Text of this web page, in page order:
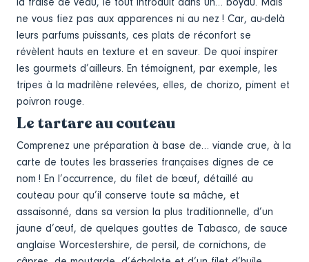
ne vous fiez pas aux apparences ni au nez ! Car, au-delà
leurs parfums puissants, ces plats de réconfort se
révèlent hauts en texture et en saveur. De quoi inspirer
les gourmets d’ailleurs. En témoignent, par exemple, les
tripes à la madrilène relevées, elles, de chorizo, piment et
poivron rouge.
Le tartare au couteau
Comprenez une préparation à base de… viande crue, à la
carte de toutes les brasseries françaises dignes de ce
nom ! En l’occurrence, du filet de bœuf, détaillé au
couteau pour qu’il conserve toute sa mâche, et
assaisonné, dans sa version la plus traditionnelle, d’un
jaune d’œuf, de quelques gouttes de Tabasco, de sauce
anglaise Worcestershire, de persil, de cornichons, de